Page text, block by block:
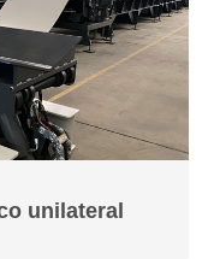
unilateral